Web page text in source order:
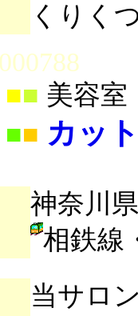
くりく
■ 美容室
■■ カッ
神奈川
相鉄線
当サロ